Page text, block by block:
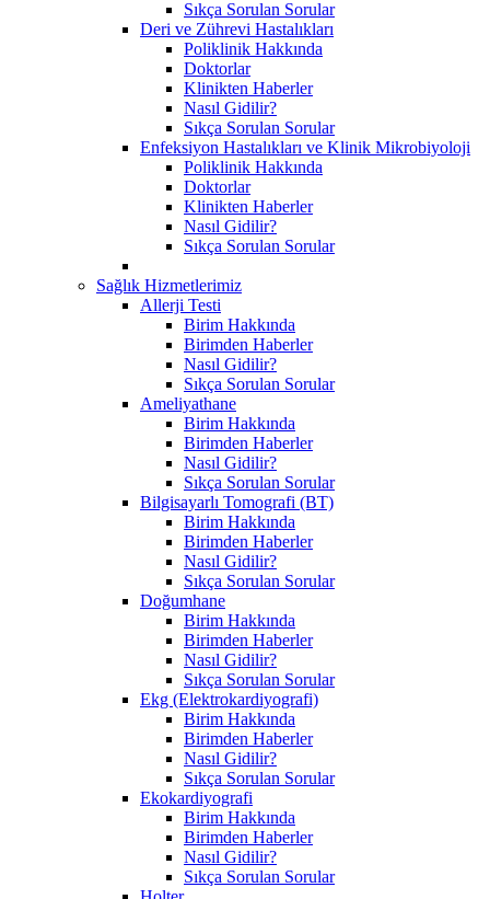
Sıkça Sorulan Sorular
Deri ve Zührevi Hastalıkları
Poliklinik Hakkında
Doktorlar
Klinikten Haberler
Nasıl Gidilir?
Sıkça Sorulan Sorular
Enfeksiyon Hastalıkları ve Klinik Mikrobiyoloji
Poliklinik Hakkında
Doktorlar
Klinikten Haberler
Nasıl Gidilir?
Sıkça Sorulan Sorular
Sağlık Hizmetlerimiz
Allerji Testi
Birim Hakkında
Birimden Haberler
Nasıl Gidilir?
Sıkça Sorulan Sorular
Ameliyathane
Birim Hakkında
Birimden Haberler
Nasıl Gidilir?
Sıkça Sorulan Sorular
Bilgisayarlı Tomografi (BT)
Birim Hakkında
Birimden Haberler
Nasıl Gidilir?
Sıkça Sorulan Sorular
Doğumhane
Birim Hakkında
Birimden Haberler
Nasıl Gidilir?
Sıkça Sorulan Sorular
Ekg (Elektrokardiyografi)
Birim Hakkında
Birimden Haberler
Nasıl Gidilir?
Sıkça Sorulan Sorular
Ekokardiyografi
Birim Hakkında
Birimden Haberler
Nasıl Gidilir?
Sıkça Sorulan Sorular